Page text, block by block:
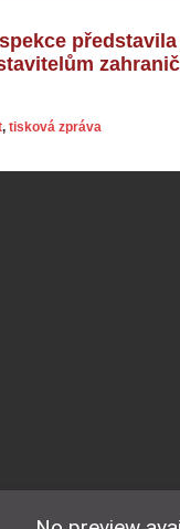
, tisková zpráva